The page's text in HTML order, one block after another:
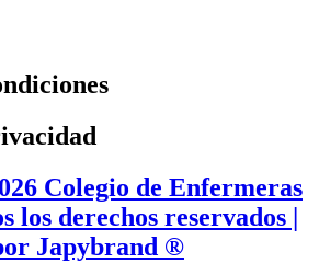
Colegio de Enfermeras
los derechos reservados |
Japybrand ®